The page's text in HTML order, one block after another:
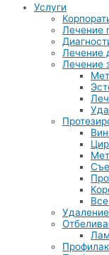
Услуги
Лечение
Лечение
Лечение